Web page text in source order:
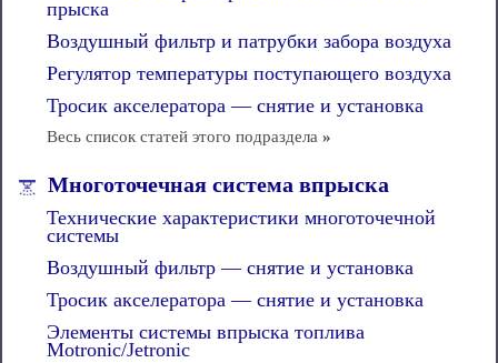
прыска
Воздушный фильтр и патрубки забора воздуха
Регулятор температуры поступающего воздуха
Тросик акселератора — снятие и установка
Весь список статей этого подраздела »
Многоточечная система впрыска
Технические характеристики многоточечной
системы
Воздушный фильтр — снятие и установка
Тросик акселератора — снятие и установка
Элементы системы впрыска топлива
Motronic/Jetronic